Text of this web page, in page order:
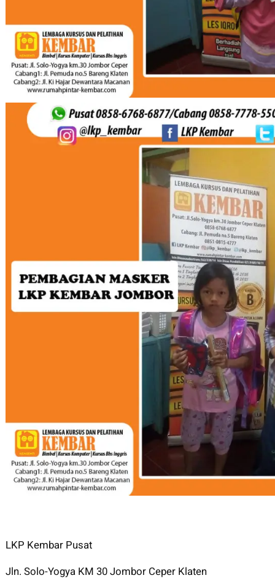
LKP Kembar Pusat
Jln. Solo-Yogya KM 30 Jombor Ceper Klaten